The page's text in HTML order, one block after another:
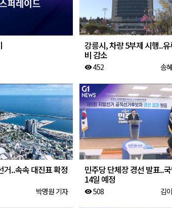
강릉시, 차량 5부제 시행..
비 감소
visibility452 송
거..속속 대진표 확정
박명원 기자
민주당 단체장 경선 발표..
14일 예정
visibility508 김